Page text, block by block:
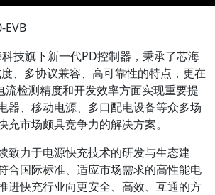
EVB
技旗下新一代PD控制器，秉承了芯海
、多协议兼容、高可靠性的特点，更在
流检测精度和开发效率方面实现重要提
器、移动电源、多口配电设备等众多场
充市场颇具竞争力的解决方案。
致力于电源快充技术的研发与生态建
合国际标准、适应市场需求的高性能电
进快充行业向更安全、高效、互通的方